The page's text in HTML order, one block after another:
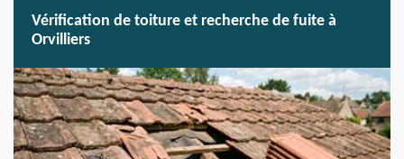
Vérification de toiture et recherche de fuite à
Orvilliers